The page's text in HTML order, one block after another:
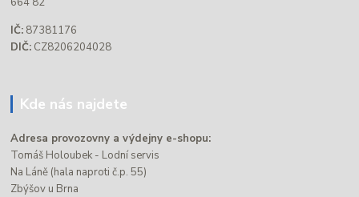
IČ: 87381176
DIČ: CZ8206204028
Kde nás najdete
Adresa provozovny a výdejny e-shopu:
Tomáš Holoubek - Lodní servis
Na Láně (hala naproti č.p. 55)
Zbýšov u Brna